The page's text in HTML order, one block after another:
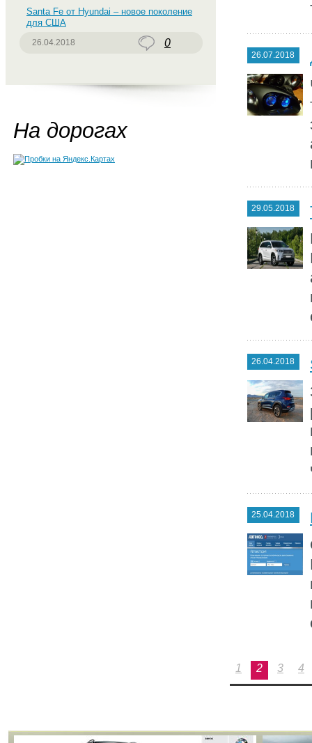
26.07.2018
29.05.2018
26.04.2018
25.04.2018
1 2 3 4
Santa Fe от Hyundai – новое поколение
для США
26.04.2018 0
На дорогах